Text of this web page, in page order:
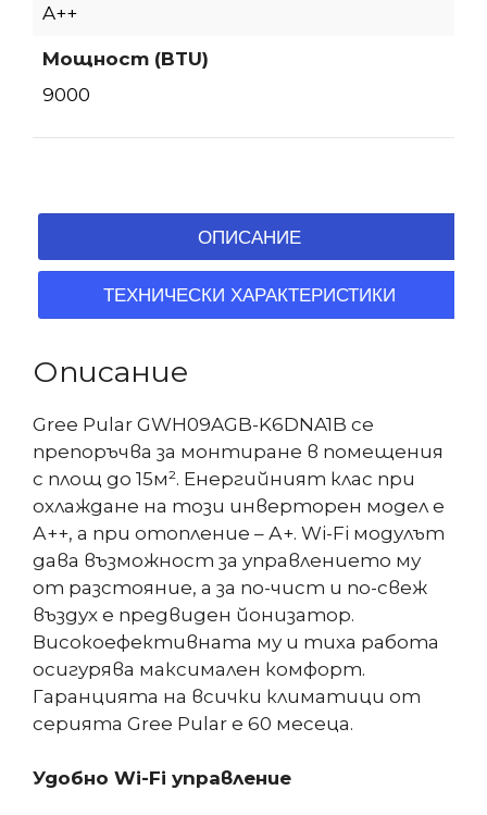
A++
Мощност (BTU)
9000
ОПИСАНИЕ
ТЕХНИЧЕСКИ ХАРАКТЕРИСТИКИ
Описание
Gree Pular GWH09AGB-K6DNA1B се
препоръчва за монтиране в помещения
с площ до 15м². Енергийният клас при
охлаждане на този инверторен модел е
А++, а при отопление – А+. Wi-Fi модулът
дава възможност за управлението му
от разстояние, а за по-чист и по-свеж
въздух е предвиден йонизатор.
Високоефективната му и тиха работа
осигурява максимален комфорт.
Гаранцията на всички климатици от
серията Gree Pular е 60 месеца.
Удобно Wi-Fi управление